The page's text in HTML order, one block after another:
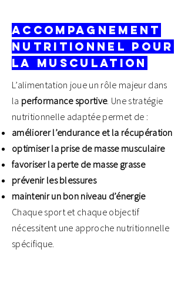
Accompagnement
nutritionnel pour
la musculation
L’alimentation joue un rôle majeur dans
la performance sportive. Une stratégie
nutritionnelle adaptée permet de :
améliorer l’endurance et la récupération
optimiser la prise de masse musculaire
favoriser la perte de masse grasse
prévenir les blessures
maintenir un bon niveau d’énergie
Chaque sport et chaque objectif
nécessitent une approche nutritionnelle
spécifique.